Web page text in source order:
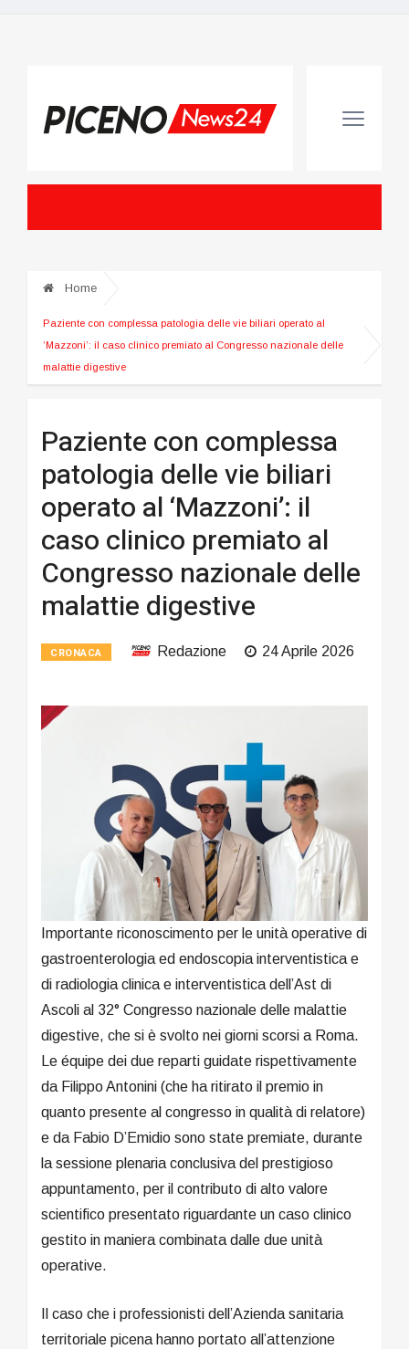
Home
Paziente con complessa patologia delle vie biliari operato al
‘Mazzoni’: il caso clinico premiato al Congresso nazionale delle
malattie digestive
Paziente con complessa
patologia delle vie biliari
operato al ‘Mazzoni’: il
caso clinico premiato al
Congresso nazionale delle
malattie digestive
CRONACA Redazione 24 Aprile 2026
Importante riconoscimento per le unità operative di
gastroenterologia ed endoscopia interventistica e
di radiologia clinica e interventistica dell’Ast di
Ascoli al 32° Congresso nazionale delle malattie
digestive, che si è svolto nei giorni scorsi a Roma.
Le équipe dei due reparti guidate rispettivamente
da Filippo Antonini (che ha ritirato il premio in
quanto presente al congresso in qualità di relatore)
e da Fabio D’Emidio sono state premiate, durante
la sessione plenaria conclusiva del prestigioso
appuntamento, per il contributo di alto valore
scientifico presentato riguardante un caso clinico
gestito in maniera combinata dalle due unità
operative.
Il caso che i professionisti dell’Azienda sanitaria
territoriale picena hanno portato all’attenzione